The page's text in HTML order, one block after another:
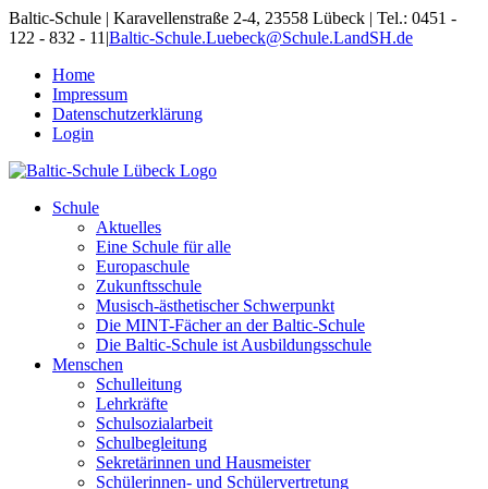
Skip
to
Baltic-Schule | Karavellenstraße 2-4, 23558 Lübeck | Tel.: 0451 -
122 - 832 - 11 |Baltic-Schule.Luebeck@Schule.LandSH.de
Home
Impressum
Datenschutzerklärung
Login
Schule
Aktuelles
Eine Schule für alle
Europaschule
Zukunftsschule
Musisch-ästhetischer Schwerpunkt
Die MINT-Fächer an der Baltic-Schule
Die Baltic-Schule ist Ausbildungsschule
Menschen
Schulleitung
Lehrkräfte
Schulsozialarbeit
Schulbegleitung
Sekretärinnen und Hausmeister
Schülerinnen- und Schülervertretung